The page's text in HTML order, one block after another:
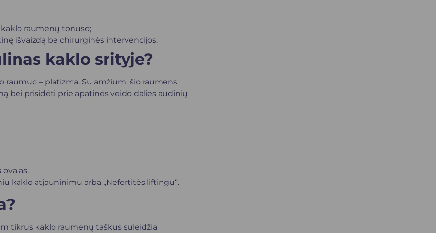
raumenų tonuso;
išvaizdą be chirurginės intervencijos.
kaklo srityje?
raumuo – platizma. Su amžiumi šio raumens
bei prisidėti prie apatinės veido dalies audinių
kaklo atjauninimu arba „Nefertitės liftingu“.
tikrus kaklo raumenų taškus suleidžia